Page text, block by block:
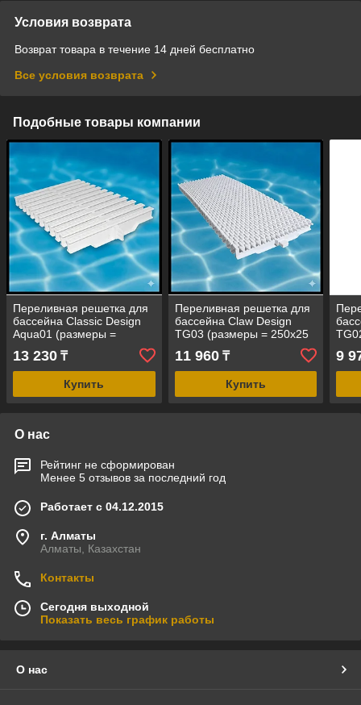
Условия возврата
Возврат товара в течение 14 дней бесплатно
Все условия возврата
Подобные товары компании
Переливная решетка для
бассейна Classic Design
Aqua01 (размеры =
250x25 мм, цвет - белый)
13 230 ₸
Купить
Переливная решетка для
бассейна Claw Design
TG03 (размеры = 250x25
мм, цвет - белый)
11 960₸
Купить
9
О нас
Рейтинг не сформирован
Менее 5 отзывов за последний год
Работает с 04.12.2015
г. Алматы
Алматы, Казахстан
Контакты
Сегодня выходной
Показать весь график работы
О нас